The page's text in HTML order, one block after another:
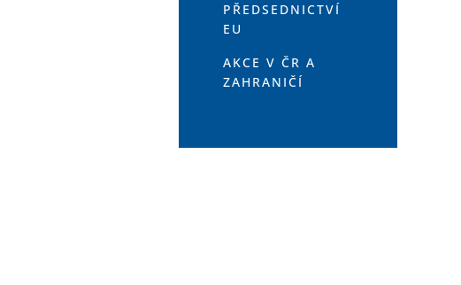
PŘEDSEDNICTVÍ
EU
AKCE V ČR A
ZAHRANIČÍ